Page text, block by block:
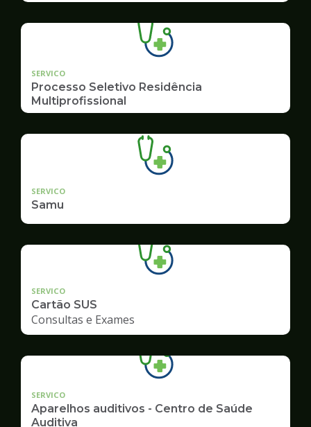
SERVICO
Processo Seletivo Residência
Multiprofissional
SERVICO
Samu
SERVICO
Cartão SUS
Consultas e Exames
SERVICO
Aparelhos auditivos - Centro de Saúde
Auditiva